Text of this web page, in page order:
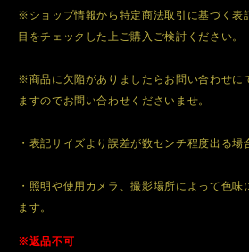
※ショップ情報から特定商法取引に基づく表
目をチェックした上ご購入ご検討ください。
※商品に欠陥がありましたらお問い合わせに
ますのでお問い合わせくださいませ。
・表記サイズより誤差が数センチ程度出る場
・照明や使用カメラ、撮影場所によって色
ます。
※返品不可